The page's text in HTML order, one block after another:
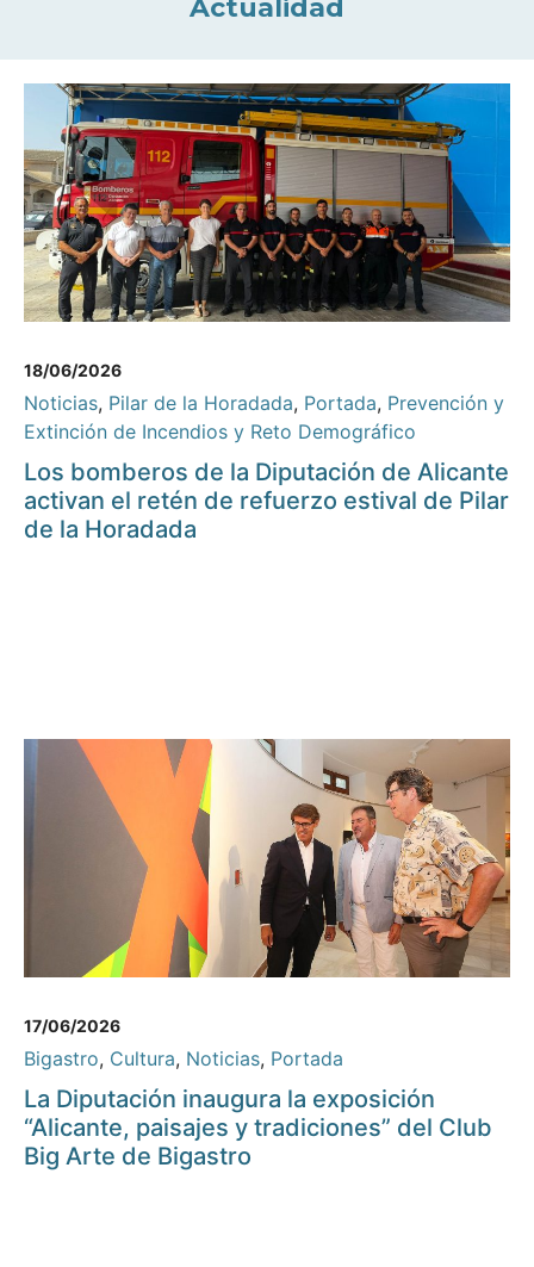
Actualidad
18/06/2026
Noticias, Pilar de la Horadada, Portada, Prevención y
Extinción de Incendios y Reto Demográfico
Los bomberos de la Diputación de Alicante
activan el retén de refuerzo estival de Pilar
de la Horadada
17/06/2026
Bigastro, Cultura, Noticias, Portada
La Diputación inaugura la exposición
“Alicante, paisajes y tradiciones” del Club
Big Arte de Bigastro